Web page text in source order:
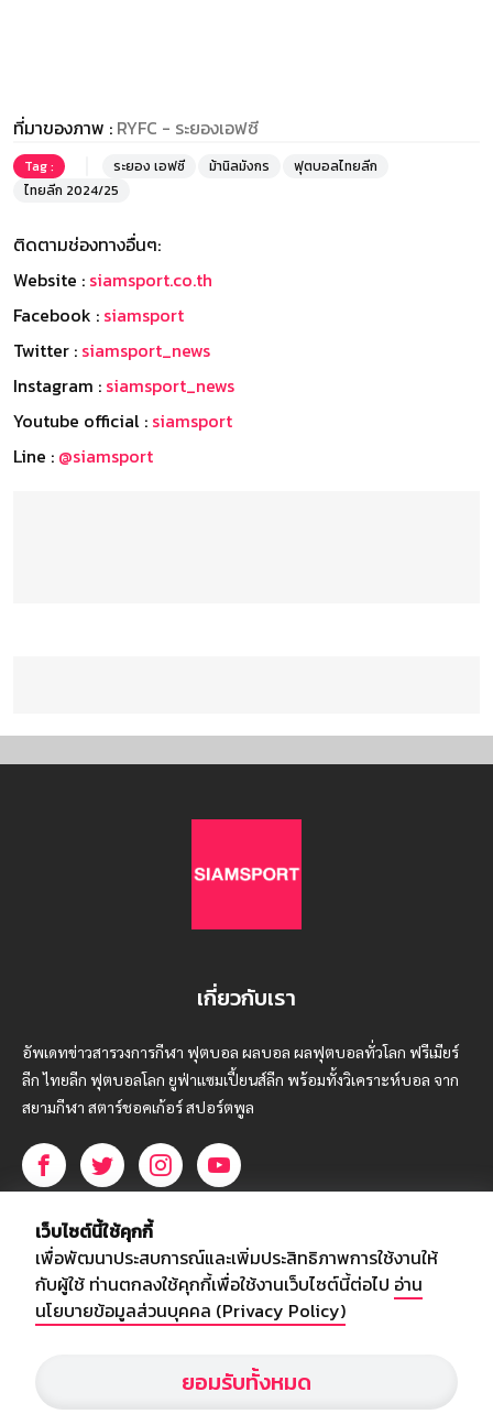
ที่มาของภาพ : RYFC - ระยองเอฟซี
Tag : ระยอง เอฟซี ม้านิลมังกร
ฟุตบอลไทยลีก
ไทยลีก 2024/25
ติดตามช่องทางอื่นๆ:
Website : siamsport.co.th
Facebook : siamsport
Twitter : siamsport_news
Instagram : siamsport_news
Youtube official : siamsport
Line : @siamsport
เกี่ยวกับเรา
อัพเดทข่าวสารวงการกีฬา ฟุตบอล ผลบอล ผลฟุตบอลทั่วโลก ฟรีเมียร์
ลีก ไทยลีก ฟุตบอลโลก ยูฟ่าแซมเปี้ยนส์ลีก พร้อมทั้งวิเคราะห์บอล จาก
สยามกีฬา สตาร์ชอคเก้อร์ สปอร์ตพูล
บริษัท สยามสปอร์ต ซินติเคท จำกัด (มหาชน)
เลขที่ 66/26 - 29 ซอยรามอินทรา 40
ถนนรามอินทรา แขวงนวลจันทร์
เขตบึงกุ่ม กรุงเทพฯ 10230
webmaster@siamsport.co.th
เว็บไซต์ : www.siamsport.co.th
เว็บไซต์นี้ใช้คุกกี้
เพื่อพัฒนาประสบการณ์และเพิ่มประสิทธิภาพการใช้งานให้
กับผู้ใช้ ท่านตกลงใช้คุกกี้เพื่อใช้งานเว็บไซต์นี้ต่อไป อ่าน
นโยบายข้อมูลส่วนบุคคล (Privacy Policy)
ยอมรับทั้งหมด